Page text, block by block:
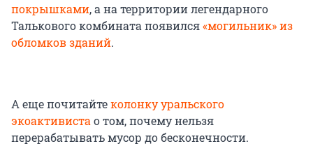
покрышками, а на территории легендарного
Талькового комбината появился«могильник» из
обломков зданий.
А еще почитайтеколонку уральского
экоактивиста о том, почему нельзя
перерабатывать мусор до бесконечности.